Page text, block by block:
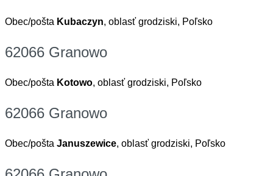
Obec/pošta Kubaczyn, oblasť grodziski, Poľsko
62066 Granowo
Obec/pošta Kotowo, oblasť grodziski, Poľsko
62066 Granowo
Obec/pošta Januszewice, oblasť grodziski, Poľsko